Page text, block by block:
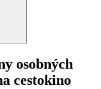
osobných
cestokino